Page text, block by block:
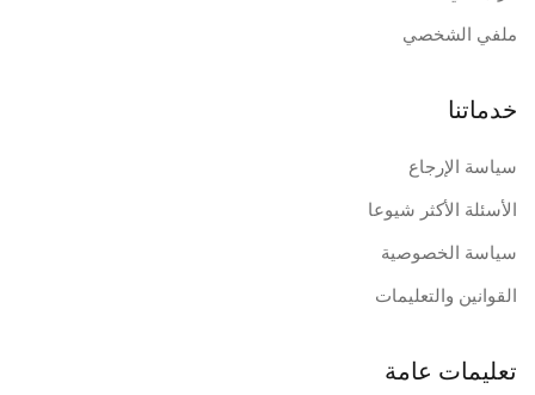
ملفي الشخصي
خدماتنا
سياسة الإرجاع
الأسئلة الأكثر شيوعا
سياسة الخصوصية
القوانين والتعليمات
تعليمات عامة